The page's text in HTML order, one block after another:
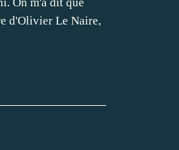
d'Olivier Le Naire,